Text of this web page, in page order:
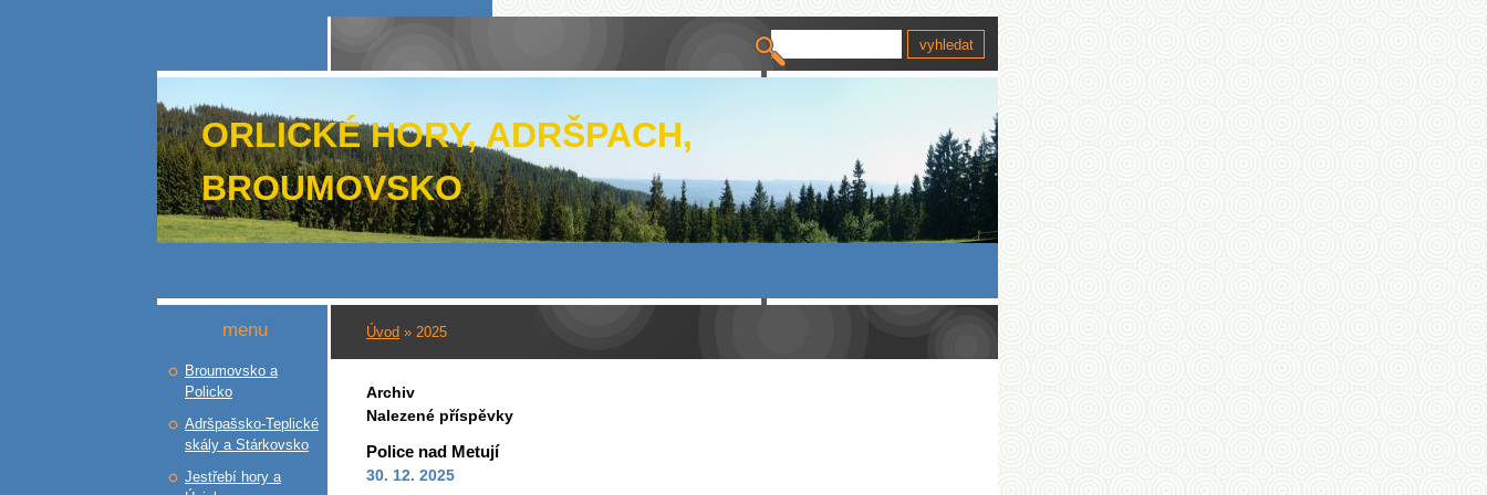
ORLICKÉ HORY, ADRŠPACH,
BROUMOVSKO
Úvod » 2025
Archiv
Nalezené příspěvky
Police nad Metují
30. 12. 2025
menu
Broumovsko a
Policko
Adršpašsko-Teplické
skály a Stárkovsko
Jestřebí hory a